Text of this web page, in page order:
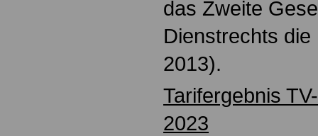
das Zweite
Dienstrechts
2013).
Tarifergebnis
2023